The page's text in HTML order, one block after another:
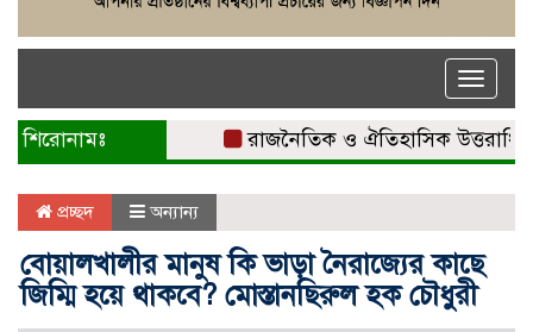
Toggle
শিরোনামঃ রাজনৈতিক ও ঐতিহাসিক
প্রচ্ছদ অন্যান্য
বোয়ালখালীর মানুষ কি ভাড়া নৈরাজ্যের কাছে
জিম্মি হয়ে থাকবে? মোস্তানছিরুল হক চৌধুরী